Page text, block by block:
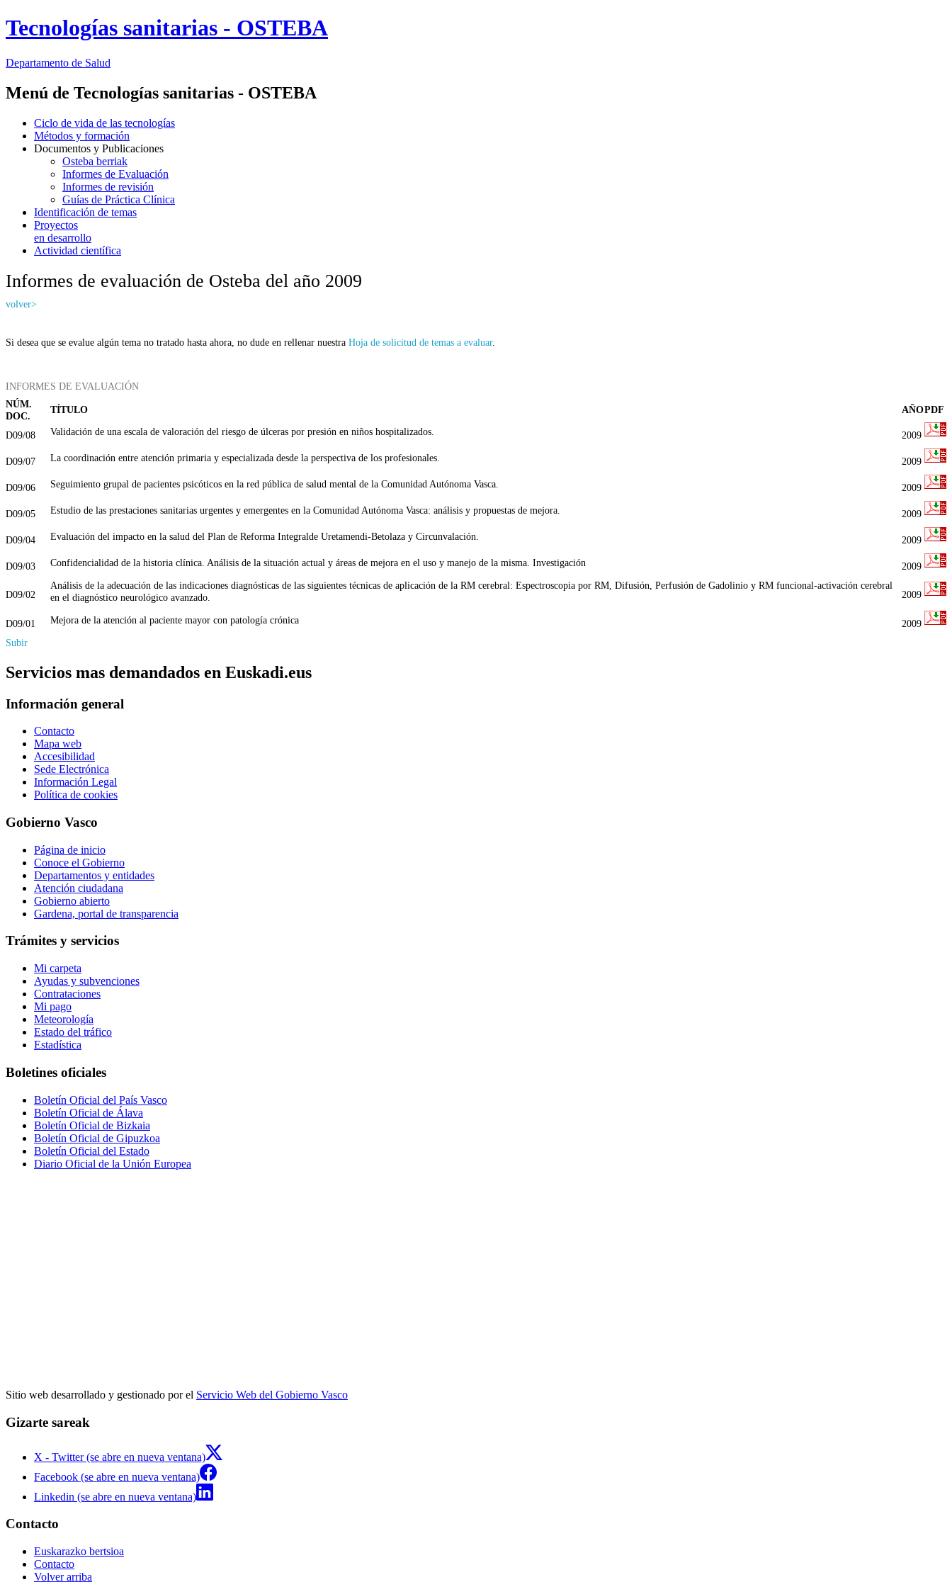
Tecnologías sanitarias - OSTEBA
Departamento de Salud
Menú de Tecnologías sanitarias - OSTEBA
Ciclo de vida de las tecnologías
Métodos y formación
Documentos y Publicaciones
Osteba berriak
Informes de Evaluación
Informes de revisión
Guías de Práctica Clínica
Identificación de temas
Proyectos
en desarrollo
Actividad científica
Informes de evaluación de Osteba del año 2009
volver>
Si desea que se evalue algún tema no tratado hasta ahora, no dude en rellenar nuestra Hoja de solicitud de temas a evaluar.
INFORMES DE EVALUACIÓN
NÚM.
DOC.
TÍTULO AÑOPDF
D09/08 Validación de una escala de valoración del riesgo de úlceras por presión en niños hospitalizados. 2009
D09/07 La coordinación entre atención primaria y especializada desde la perspectiva de los profesionales. 2009
D09/06 Seguimiento grupal de pacientes psicóticos en la red pública de salud mental de la Comunidad Autónoma Vasca. 2009
D09/05 Estudio de las prestaciones sanitarias urgentes y emergentes en la Comunidad Autónoma Vasca: análisis y propuestas de mejora. 2009
D09/04 Evaluación del impacto en la salud del Plan de Reforma Integralde Uretamendi-Betolaza y Circunvalación. 2009
D09/03 Confidencialidad de la historia clínica. Análisis de la situación actual y áreas de mejora en el uso y manejo de la misma. Investigación 2009
D09/02
Análisis de la adecuación de las indicaciones diagnósticas de las siguientes técnicas de aplicación de la RM cerebral: Espectroscopia por RM, Difusión, Perfusión de Gadolinio y RM funcional-activación cerebral
en el diagnóstico neurológico avanzado.
2009
D09/01 Mejora de la atención al paciente mayor con patología crónica
2009
Subir
Servicios mas demandados en Euskadi.eus
Información general
Contacto
Mapa web
Accesibilidad
Sede Electrónica
Información Legal
Política de cookies
Gobierno Vasco
Página de inicio
Conoce el Gobierno
Departamentos y entidades
Atención ciudadana
Gobierno abierto
Gardena, portal de transparencia
Trámites y servicios
Mi carpeta
Ayudas y subvenciones
Contrataciones
Mi pago
Meteorología
Estado del tráfico
Estadística
Boletines oficiales
Boletín Oficial del País Vasco
Boletín Oficial de Álava
Boletín Oficial de Bizkaia
Boletín Oficial de Gipuzkoa
Boletín Oficial del Estado
Diario Oficial de la Unión Europea
Sitio web desarrollado y gestionado por el Servicio Web del Gobierno Vasco
Gizarte sareak
X - Twitter (se abre en nueva ventana)
Facebook (se abre en nueva ventana)
Linkedin (se abre en nueva ventana)
Contacto
Euskarazko bertsioa
Contacto
Volver arriba